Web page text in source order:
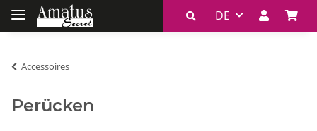
DE
Accessoires
Perücken